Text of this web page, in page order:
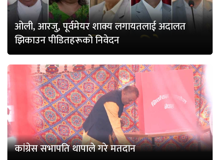
ओली, आरजु, पूर्वमेयर शाक्य लगायतलाई अदालत
झिकाउन पीडितहरूको निवेदन
कांग्रेस सभापति थापाले गरे मतदान